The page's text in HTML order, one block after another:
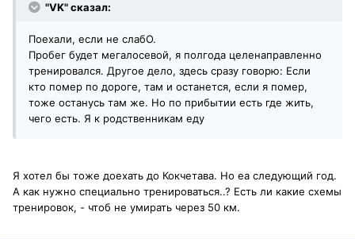
"VK" сказал:
Поехали, если не слабО.
Пробег будет мегалосевой, я полгода целенаправленно
тренировался. Другое дело, здесь сразу говорю: Если
кто помер по дороге, там и останется, если я помер,
тоже останусь там же. Но по прибытии есть где жить,
чего есть. Я к родственникам еду
Я хотел бы тоже доехать до Кокчетава. Но еа следующий год.
А как нужно специально тренироваться..? Есть ли какие схемы
тренировок, - чтоб не умирать через 50 км.